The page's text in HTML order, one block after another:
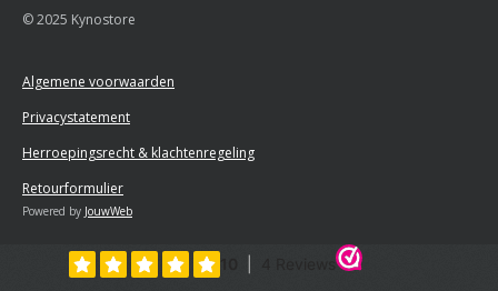
© 2025 Kynostore
Algemene voorwaarden
Privacystatement
Herroepingsrecht & klachtenregeling
Retourformulier
Powered by JouwWeb